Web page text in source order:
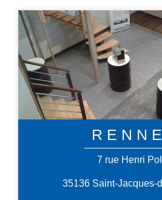
7 rue Henri
35136 Saint-Jacques-